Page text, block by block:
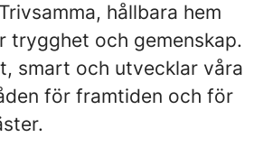
hållbara hem
trygghet och gemenskap.
smart och utvecklar våra
för framtiden och för